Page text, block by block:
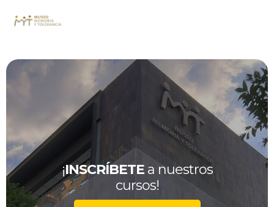
¡INSCRÍBETEa nuestros
cursos!